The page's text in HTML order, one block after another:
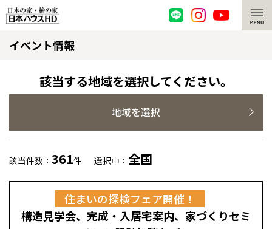
脱炭素・檜の家
環境にやさしい、脱炭素社会の住宅
耐震構造
高耐久住宅
高断熱・高気密の家
選ばれる理由
檜の魅力 トップ
檜と日本人
1000年を超えて生きる檜
注文住宅
グレートステージ
イベント情報
該当する地域を選択してください。
地域を選択
該当件数： 361件 選択中： 全国
住まいの探検フェア開催！
構造見学会、完成・入居宅案内、家づくりセミ